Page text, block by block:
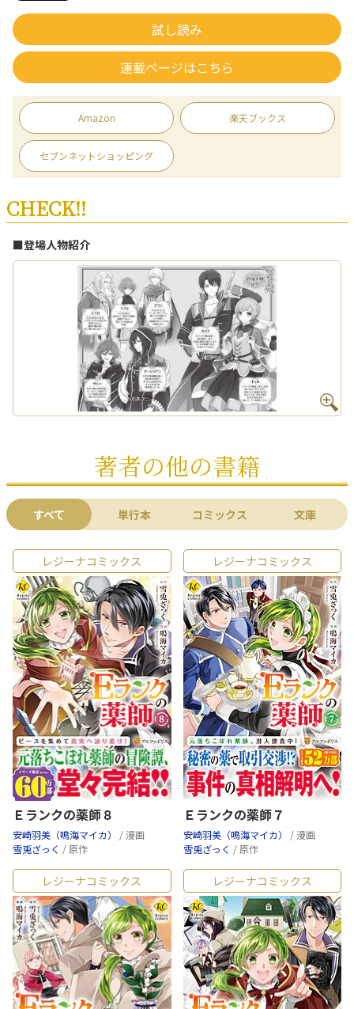
試し読み
連載ページはこちら
Amazon 楽天ブックス
セブンネットショッピング
CHECK!!
■登場人物紹介
著者の他の書籍
すべて 単行本 コミックス 文庫
レジーナコミックス
Ｅランクの薬師８
安崎羽美（鳴海マイカ） / 漫画
雪兎ざっく / 原作
レジーナコミックス
Ｅランクの薬師７
安崎羽美（鳴海マイカ） / 漫画
雪兎ざっく / 原作
レジーナコミックス レジーナコミックス